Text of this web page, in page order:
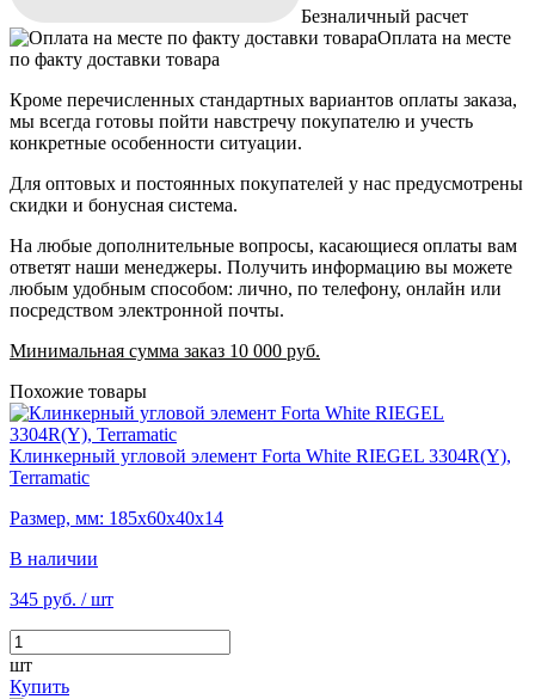
Безналичный расчет
Оплата на месте
по факту доставки товара
Кроме перечисленных стандартных вариантов оплаты заказа,
мы всегда готовы пойти навстречу покупателю и учесть
конкретные особенности ситуации.
Для оптовых и постоянных покупателей у нас предусмотрены
скидки и бонусная система.
На любые дополнительные вопросы, касающиеся оплаты вам
ответят наши менеджеры. Получить информацию вы можете
любым удобным способом: лично, по телефону, онлайн или
посредством электронной почты.
Минимальная сумма заказ 10 000 руб.
Похожие товары
Клинкерный угловой элемент Forta White RIEGEL 3304R(Y),
Terramatic
Размер, мм: 185х60х40х14
В наличии
345 руб. / шт
шт
Купить